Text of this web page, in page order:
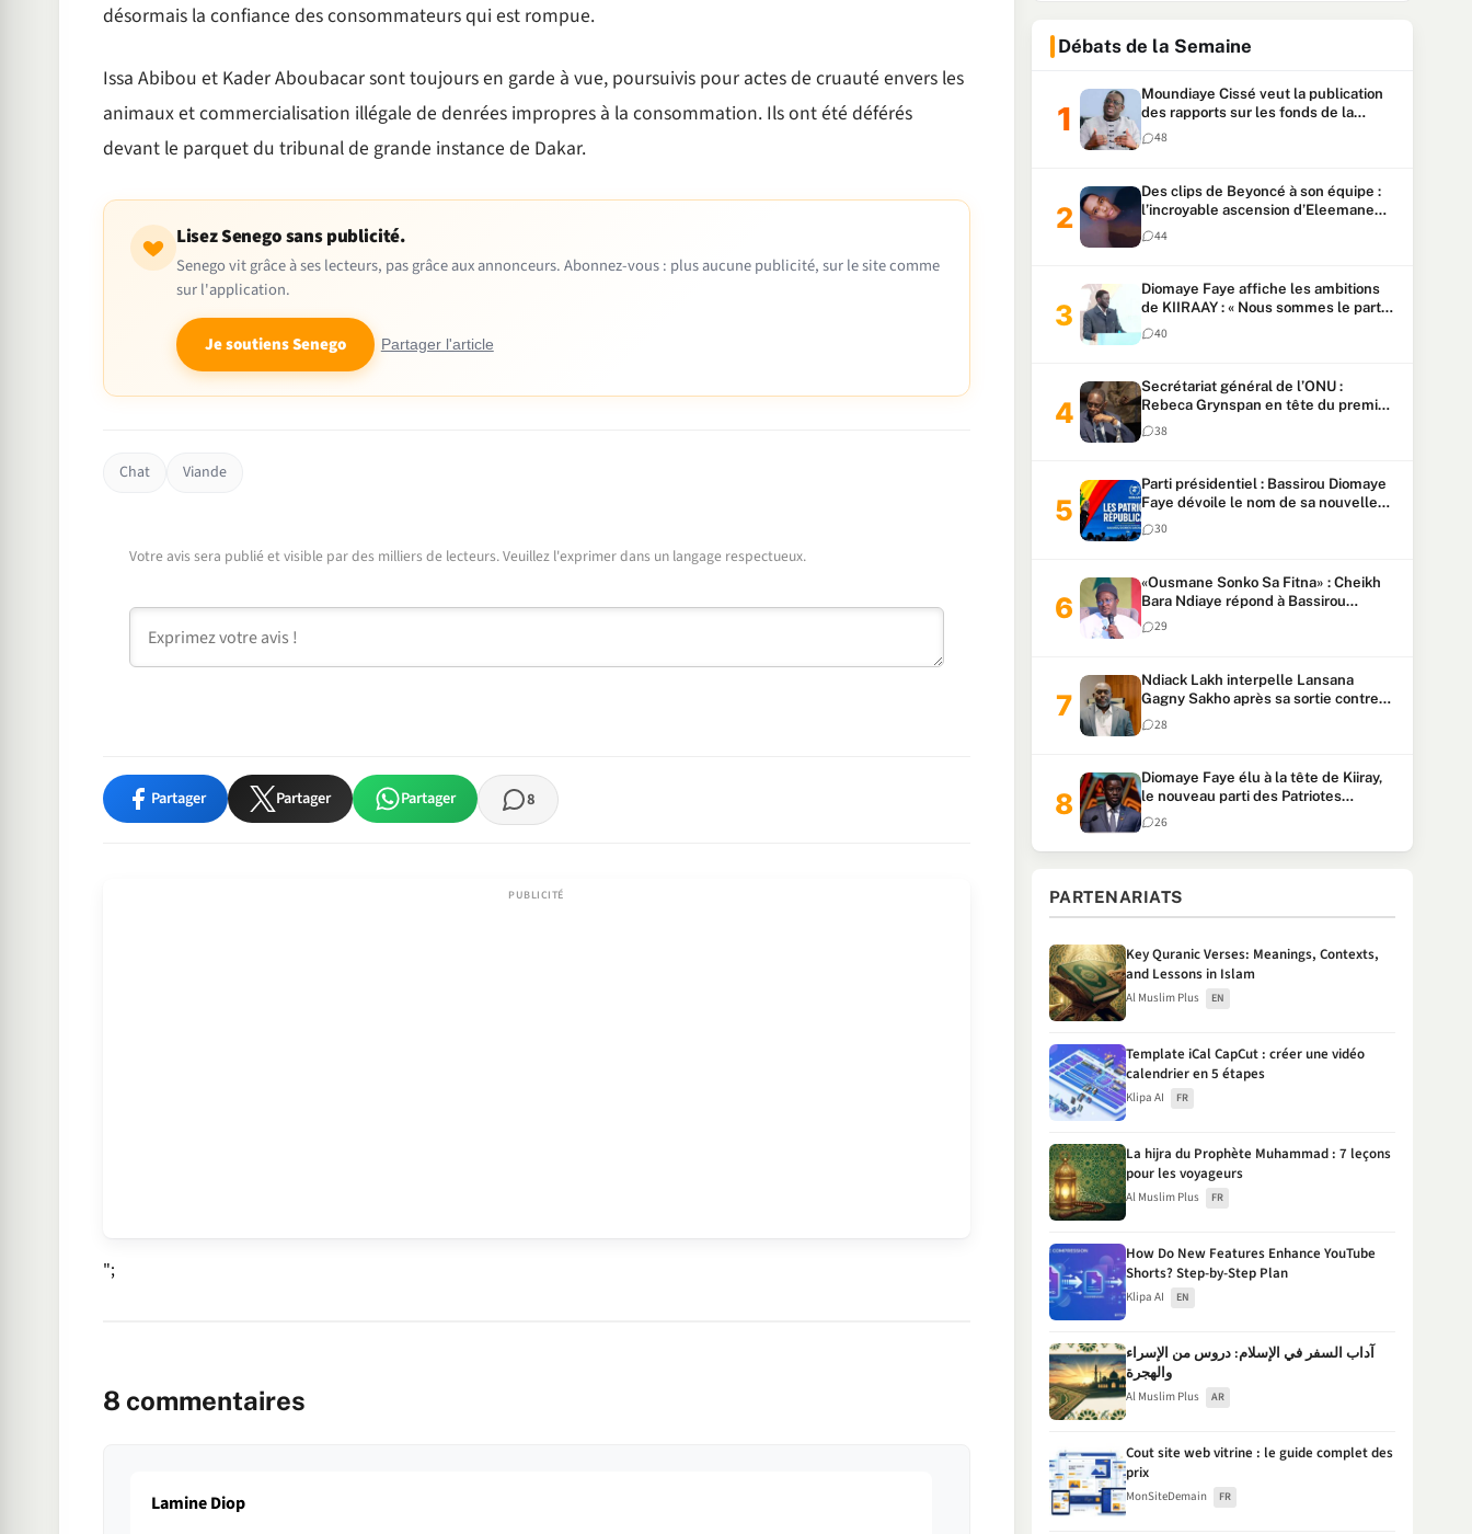
désormais la confiance des consommateurs qui est rompue.
Issa Abibou et Kader Aboubacar sont toujours en garde à vue, poursuivis pour actes de cruauté envers les
animaux et commercialisation illégale de denrées impropres à la consommation. Ils ont été déférés
devant le parquet du tribunal de grande instance de Dakar.
Lisez Senego sans publicité.
Senego vit grâce à ses lecteurs, pas grâce aux annonceurs. Abonnez-vous : plus aucune publicité, sur le site comme
sur l'application.
Je soutiens Senego Partager l'article
Chat Viande
Votre avis sera publié et visible par des milliers de lecteurs. Veuillez l'exprimer dans un langage respectueux.
Commentaire
Partager Partager Partager 8
";
8 commentaires
Lamine Diop
Débats de la Semaine
Moundiaye Cissé veut la publication
des rapports sur les fonds de la
Primature et l’Assemblée avant une
loi sur les fonds de la Présidence
48
Des clips de Beyoncé à son équipe :
l’incroyable ascension d’Eleemane
HK44
Diomaye Faye affiche les ambitions
de KIIRAAY : « Nous sommes le parti
majoritaire »
40
Secrétariat général de l’ONU :
Rebeca Grynspan en tête du premier
vote, Macky Sall pointe à la 5ᵉ place
38
Parti présidentiel : Bassirou Diomaye
Faye dévoile le nom de sa nouvelle
formation, « KIIRAAY »
30
«Ousmane Sonko Sa Fitna» : Cheikh
Bara Ndiaye répond à Bassirou
Diomaye Faye (Senego TV)
29
Ndiack Lakh interpelle Lansana
Gagny Sakho après sa sortie contre
Sonko
28
Diomaye Faye élu à la tête de Kiiray,
le nouveau parti des Patriotes
républicains
26
PARTENARIATS
Key Quranic Verses: Meanings, Contexts,
and Lessons in Islam
Al Muslim Plus EN
Template iCal CapCut : créer une vidéo
calendrier en 5 étapes
Klipa AI FR
La hijra du Prophète Muhammad : 7 leçons
pour les voyageurs
Al Muslim Plus FR
How Do New Features Enhance YouTube
Shorts? Step-by-Step Plan
Klipa AI EN
آداب السفر في الإسلام: دروس من الإسراء
والهجرة
Al Muslim Plus AR
Cout site web vitrine : le guide complet des
prix
MonSiteDemain FR